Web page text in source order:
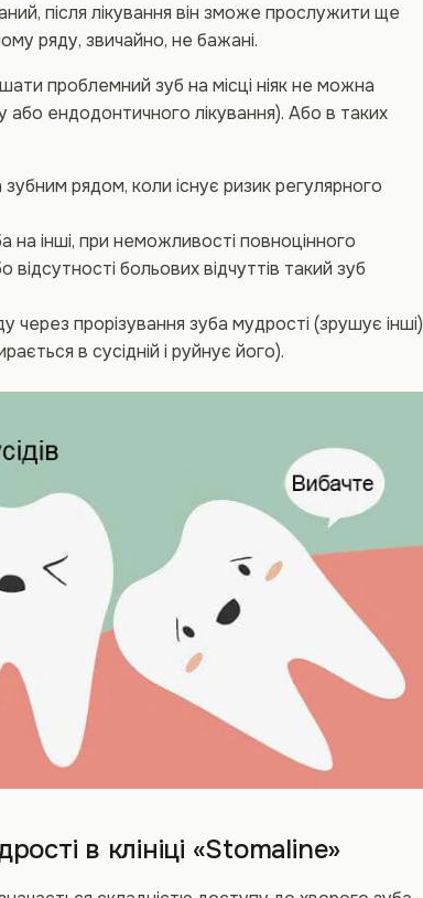
після лікування він зможе прослужити ще
ряду, звичайно, не бажані.
проблемний зуб на місці ніяк не можна
або ендодонтичного лікування). Або в таких
рядом, коли існує ризик регулярного
на інші, при неможливості повноцінного
больових відчуттів такий зуб
через прорізування зуба мудрості (зрушує інші)
в сусідній і руйнує його).
в клініці «Stomaline»